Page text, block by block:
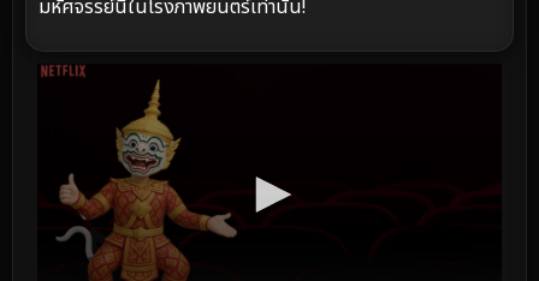
มหัศจรรย์นี้ในโรงภาพยนตร์เท่านั้น!